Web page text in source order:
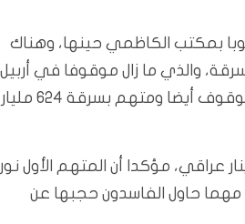
بمكتب الكاظمي حينها، وهناك
والذي ما زال موقوفا في
وأضاف القاضي أن المساعي جارية مع إقليم كردستان لاسترداده مع مشتبه آخر موقوف أيضا ومتهم بسرقة 624 مليار
وقد تم استرداد أكثر من مليوني دولار و155 مليون دينار عراقي، مؤكدا أن المتهم الأول نور
مهما حاول الفاسدون حجبها عن